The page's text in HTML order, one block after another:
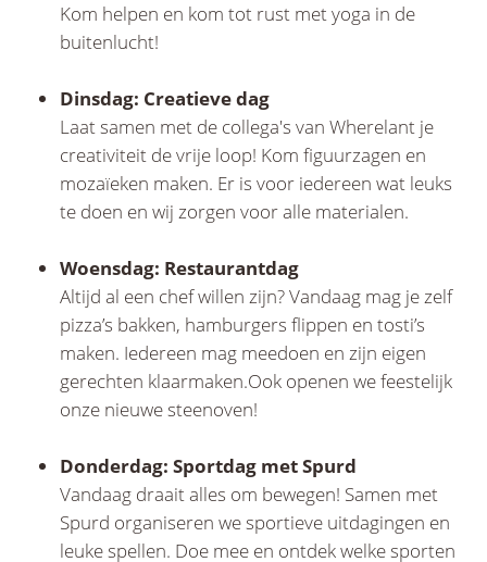
Kom helpen en kom tot rust met yoga in de
buitenlucht!
Dinsdag: Creatieve dag
Laat samen met de collega's van Wherelant je
creativiteit de vrije loop! Kom figuurzagen en
mozaïeken maken. Er is voor iedereen wat leuks
te doen en wij zorgen voor alle materialen.
Woensdag: Restaurantdag
Altijd al een chef willen zijn? Vandaag mag je zelf
pizza’s bakken, hamburgers flippen en tosti’s
maken. Iedereen mag meedoen en zijn eigen
gerechten klaarmaken.Ook openen we feestelijk
onze nieuwe steenoven!
Donderdag: Sportdag met Spurd
Vandaag draait alles om bewegen! Samen met
Spurd organiseren we sportieve uitdagingen en
leuke spellen. Doe mee en ontdek welke sporten